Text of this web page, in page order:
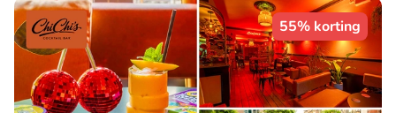
55% korting